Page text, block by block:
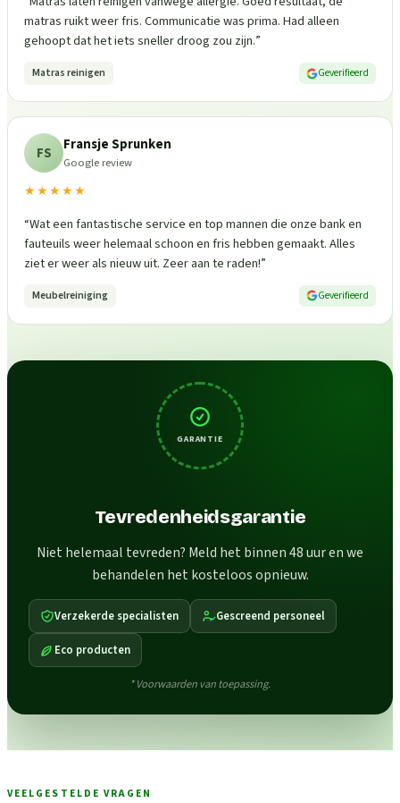
matras ruikt weer fris. Communicatie was prima. Had alleen
gehoopt dat het iets sneller droog zou zijn.”
Matras reinigen Geverifieerd
FS Fransje Sprunken
Google review
★★★★★
“Wat een fantastische service en top mannen die onze bank en
fauteuils weer helemaal schoon en fris hebben gemaakt. Alles
ziet er weer als nieuw uit. Zeer aan te raden!”
Meubelreiniging Geverifieerd
GARANTIE
Tevredenheidsgarantie
Niet helemaal tevreden? Meld het binnen 48 uur en we
behandelen het kosteloos opnieuw.
Verzekerde specialisten Gescreend personeel
Eco producten
* Voorwaarden van toepassing.
VEELGESTELDE VRAGEN